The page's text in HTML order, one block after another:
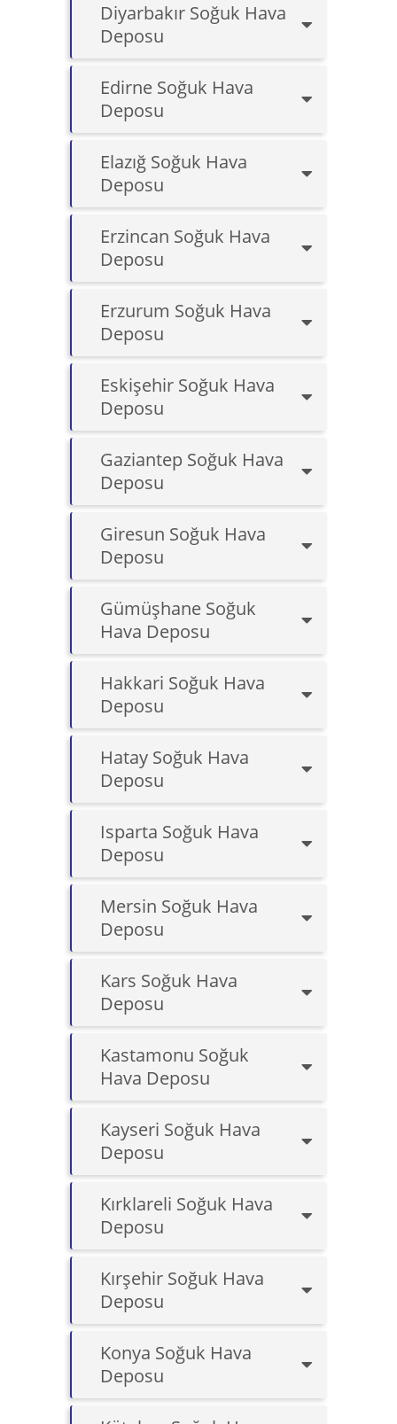
Diyarbakır Soğuk Hava
Deposu
Edirne Soğuk Hava
Deposu
Elazığ Soğuk Hava
Deposu
Erzincan Soğuk Hava
Deposu
Erzurum Soğuk Hava
Deposu
Eskişehir Soğuk Hava
Deposu
Gaziantep Soğuk Hava
Deposu
Giresun Soğuk Hava
Deposu
Gümüşhane Soğuk
Hava Deposu
Hakkari Soğuk Hava
Deposu
Hatay Soğuk Hava
Deposu
Isparta Soğuk Hava
Deposu
Mersin Soğuk Hava
Deposu
Kars Soğuk Hava
Deposu
Kastamonu Soğuk
Hava Deposu
Kayseri Soğuk Hava
Deposu
Kırklareli Soğuk Hava
Deposu
Kırşehir Soğuk Hava
Deposu
Konya Soğuk Hava
Deposu